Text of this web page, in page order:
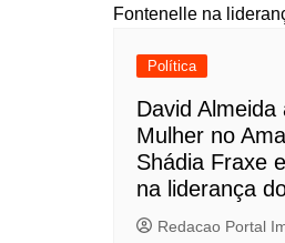
Política
David
Mulher no
Shádia Fraxe
na liderança
Redacao Portal